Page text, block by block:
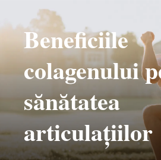
Beneficiile
colagenului
sănătatea
articulațiilor